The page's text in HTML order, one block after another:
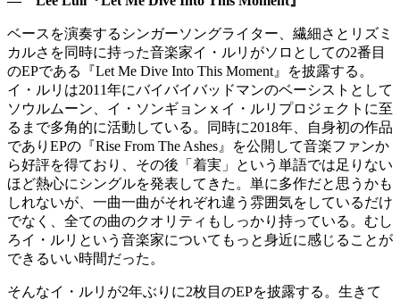
ベースを演奏するシンガーソングライター、繊細さとリズミ
カルさを同時に持った音楽家イ・ルリがソロとしての2番目
のEPである『Let Me Dive Into This Moment』を披露する。
イ・ルリは2011年にバイバイバッドマンのベーシストとして
ソウルムーン、イ・ソンギョンⅹイ・ルリプロジェクトに至
るまで多角的に活動している。同時に2018年、自身初の作品
でありEPの『Rise From The Ashes』を公開して音楽ファンか
ら好評を得ており、その後「着実」という単語では足りない
ほど熱心にシングルを発表してきた。単に多作だと思うかも
しれないが、一曲一曲がそれぞれ違う雰囲気をしているだけ
でなく、全ての曲のクオリティもしっかり持っている。むし
ろイ・ルリという音楽家についてもっと身近に感じることが
できるいい時間だった。
そんなイ・ルリが2年ぶりに2枚目のEPを披露する。生きて